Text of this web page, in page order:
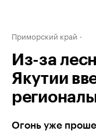
Приморский край
Из-за
Якутии
Огонь уже